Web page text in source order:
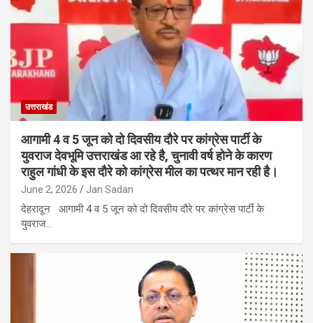
उत्तराखंड
आगामी 4 व 5 जून को दो दिवसीय दौरे पर कांग्रेस पार्टी के
युवराज देवभूमि उत्तराखंड आ रहे है, चुनावी वर्ष होने के कारण
राहुल गांधी के इस दौरे को कांग्रेस मील का पत्थर मान रही है।
June 2, 2026 Jan Sadan
देहरादून आगामी 4 व 5 जून को दो दिवसीय दौरे पर कांग्रेस पार्टी के
युवराज…